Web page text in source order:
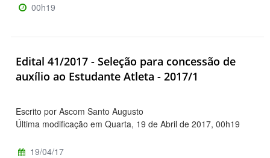
00h19
Edital 41/2017 - Seleção para concessão de
auxílio ao Estudante Atleta - 2017/1
Escrito por Ascom Santo Augusto
Última modificação em Quarta, 19 de Abril de 2017, 00h19
19/04/17